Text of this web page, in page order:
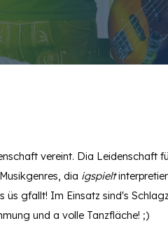
vereint. Dia Leidenschaft
dia igspielt
üs gfallt! Im Einsatz sind's
und a volle Tanzfläche! ;)